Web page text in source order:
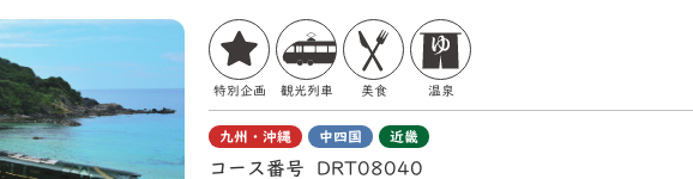
特別企画 観光列車 美食 温泉
九州・沖縄 中四国 近畿
コース番号
DRT08040